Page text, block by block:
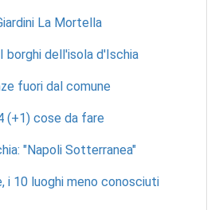
La Mortella
borghi dell'isola d'Ischia
fuori dal comune
(+1) cose da fare
"Napoli Sotterranea"
i 10 luoghi meno conosciuti